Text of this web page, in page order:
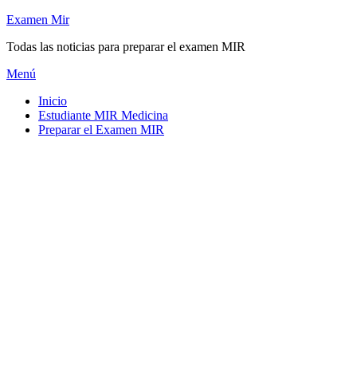
Saltar
contenido
Examen Mir
Todas las noticias para preparar el examen MIR
Menú
Inicio
Estudiante MIR Medicina
Preparar el Examen MIR